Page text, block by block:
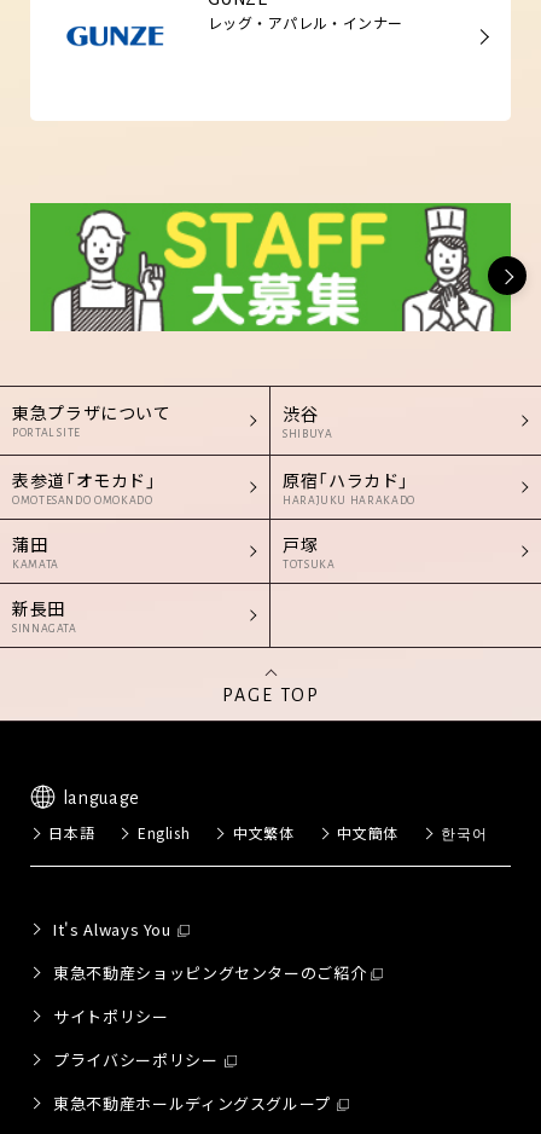
レッグ・アパレル・インナー
東急プラザについて
PORTAL SITE
渋谷
SHIBUYA
表参道「オモカド」
OMOTESANDO OMOKADO
原宿「ハラカド」
HARAJUKU HARAKADO
蒲田
KAMATA
戸塚
TOTSUKA
新長田
SINNAGATA
PAGE TOP
language
日本語 English 中文繁体 中文簡体 한국어
It's Always You
東急不動産ショッピングセンターのご紹介
サイトポリシー
プライバシーポリシー
東急不動産ホールディングスグループ